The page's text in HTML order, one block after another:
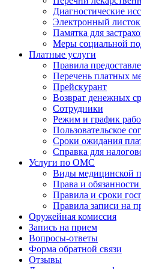
Диагностические
Электронный листок
Памятка для
Меры социальной
Платные услуги
Правила
Перечень платных
Прейскурант
Возврат денежных
Сотрудники
Режим и график
Пользовательское
Сроки ожидания
Справка для
Услуги по ОМС
Виды медицинской
Права и
Правила и сроки
Правила записи на
Оружейная комиссия
Запись на прием
Вопросы-ответы
Форма обратной связи
Отзывы